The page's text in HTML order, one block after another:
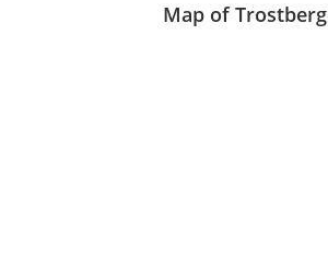
Map of Trostberg